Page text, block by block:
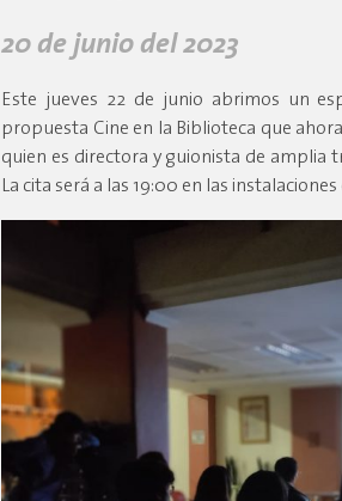
20 de junio del 2023
Este jueves 22 de junio abrimos un
propuesta Cine en la Biblioteca que
quien es directora y guionista de amplia
La cita será a las 19:00 en las